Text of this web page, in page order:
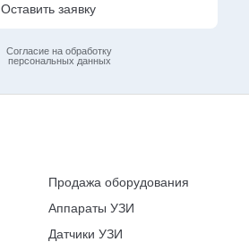
Оставить заявку
Согласие на обработку
персональных данных
Продажа оборудования
Аппараты УЗИ
Датчики УЗИ